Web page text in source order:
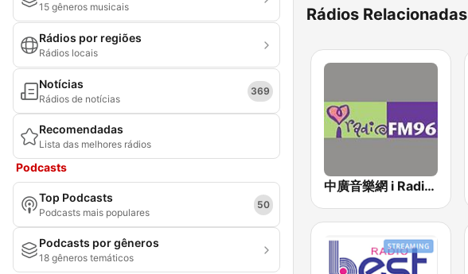
15 gêneros musicais
Rádios por regiões
Rádios locais
Notícias
Rádios de notícias
369
Recomendadas
Lista das melhores rádios
Podcasts
Top Podcasts
Podcasts mais populares
50
Podcasts por gêneros
18 gêneros temáticos
Rádios Relacionadas
中廣音樂網 i Radio FM96.3